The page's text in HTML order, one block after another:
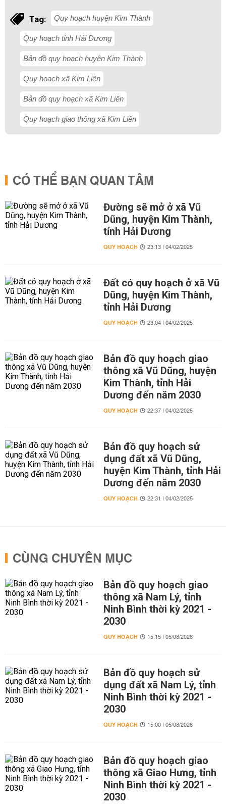
Tag: Quy hoạch huyện Kim Thành
Quy hoạch tỉnh Hải Dương
Bản đồ quy hoạch huyện Kim Thành
Quy hoạch xã Kim Liên
Bản đồ quy hoạch xã Kim Liên
Quy hoạch giao thông xã Kim Liên
CÓ THỂ BẠN QUAN TÂM
Đường sẽ mở ở xã Vũ
Dũng, huyện Kim Thành,
tỉnh Hải Dương
QUY HOẠCH 23:13 | 04/02/2025
Đất có quy hoạch ở xã Vũ
Dũng, huyện Kim Thành,
tỉnh Hải Dương
QUY HOẠCH 23:04 | 04/02/2025
Bản đồ quy hoạch giao
thông xã Vũ Dũng, huyện
Kim Thành, tỉnh Hải
Dương đến năm 2030
QUY HOẠCH 22:37 | 04/02/2025
Bản đồ quy hoạch sử
dụng đất xã Vũ Dũng,
huyện Kim Thành, tỉnh Hải
Dương đến năm 2030
QUY HOẠCH 22:31 | 04/02/2025
CÙNG CHUYÊN MỤC
Bản đồ quy hoạch giao
thông xã Nam Lý, tỉnh
Ninh Bình thời kỳ 2021 -
2030
QUY HOẠCH 15:15 | 05/08/2026
Bản đồ quy hoạch sử
dụng đất xã Nam Lý, tỉnh
Ninh Bình thời kỳ 2021 -
2030
QUY HOẠCH 15:00 | 05/08/2026
Bản đồ quy hoạch giao
thông xã Giao Hưng, tỉnh
Ninh Bình thời kỳ 2021 -
2030